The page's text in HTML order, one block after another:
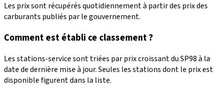
Les prix sont récupérés quotidiennement à partir des prix des
carburants publiés par le gouvernement.
Comment est établi ce classement ?
Les stations-service sont triées par prix croissant du SP98 à la
date de dernière mise à jour. Seules les stations dont le prix est
disponible figurent dans la liste.